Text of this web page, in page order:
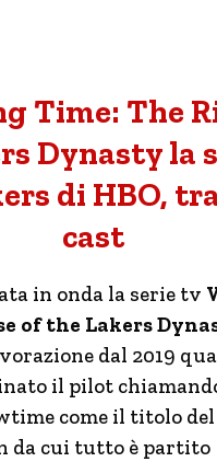
Time: The
Dynasty la
di HBO,
cast
in onda la serie tv
of the Lakers
dal 2019
il pilot
come il titolo
da cui tutto è partito